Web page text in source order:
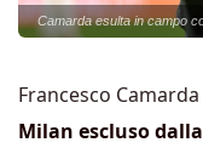
Camarda esulta in campo
Francesco
Milan escluso